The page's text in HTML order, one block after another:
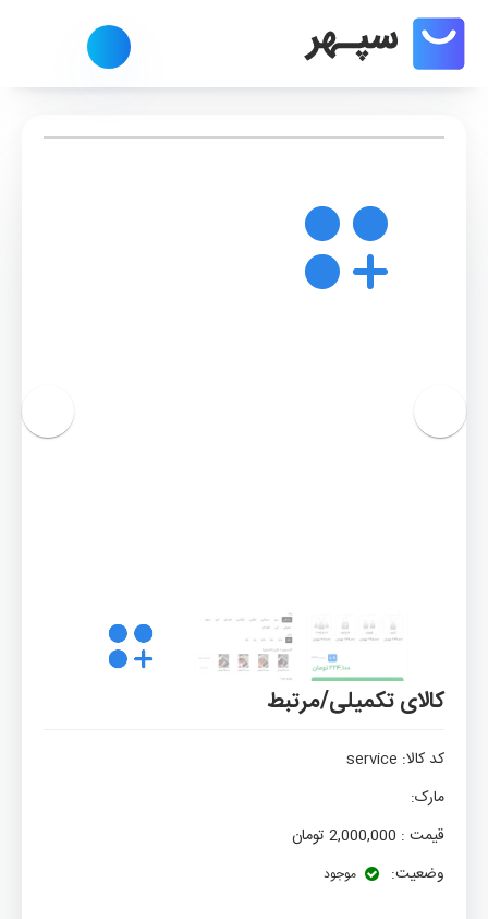
کالای تکمیلی/مرتبط
کد کالا: service
مارک:
قیمت : 2,000,000 تومان
وضعیت:
موجود